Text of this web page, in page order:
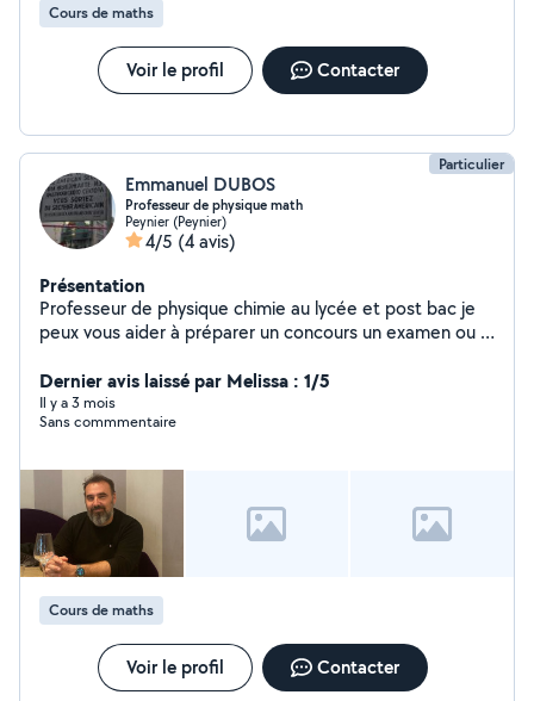
Cours de maths
Voir le profil Contacter
Particulier
Emmanuel DUBOS
Professeur de physique math
Peynier (Peynier)
4/5 (4 avis)
Présentation
Professeur de physique chimie au lycée et post bac je
peux vous aider à préparer un concours un examen ou à
distanciel N'hésitez pas à me contacter je vous
répondrai rapidement
Dernier avis laissé par Melissa : 1/5
Il y a 3 mois
Sans commmentaire
Cours de maths
Voir le profil Contacter